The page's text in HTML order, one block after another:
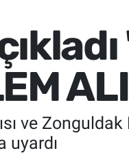
ve
uyardı